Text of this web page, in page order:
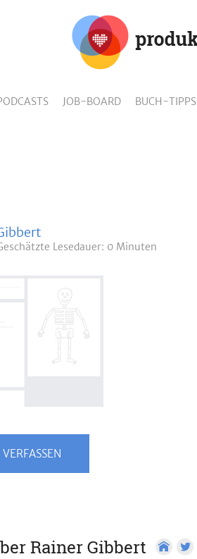
JOB-BOARD BUCH-TIPPS
Lesedauer: 0 Minuten
Rainer Gibbert